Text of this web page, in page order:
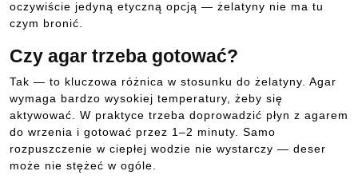
oczywiście jedyną etyczną opcją — żelatyny nie ma tu
czym bronić.
Czy agar trzeba gotować?
Tak — to kluczowa różnica w stosunku do żelatyny. Agar
wymaga bardzo wysokiej temperatury, żeby się
aktywować. W praktyce trzeba doprowadzić płyn z agarem
do wrzenia i gotować przez 1–2 minuty. Samo
rozpuszczenie w ciepłej wodzie nie wystarczy — deser
może nie stężeć w ogóle.